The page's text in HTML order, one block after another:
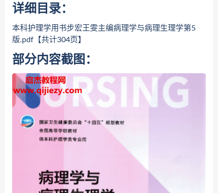
详细目录：
本科护理学用书步宏王雯主编病理学与病理生理学第5
版.pdf【共计304页】
部分内容截图：